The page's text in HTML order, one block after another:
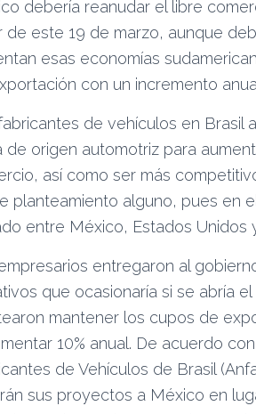
debería reanudar el libre
de este 19 de marzo, aunque
esas economías
con un incremento
de vehículos en Brasil
de origen automotriz para
así como ser más
planteamiento alguno, pues en
entre México, Estados Unidos
entregaron al
que ocasionaría si se abría
mantener los cupos de
10% anual. De acuerdo
de Vehículos de Brasil
sus proyectos a México en